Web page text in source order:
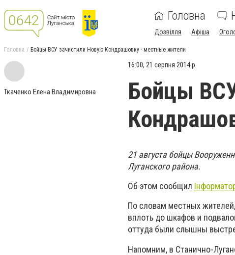
Головна
Дозвілля Афіша
Головна Бойцы ВСУ зачистили Новую Кондрашовку - местные жители
Ткаченко Елена Владимировна
16:00, 21 серпня 2014 р.
Бойцы
21 августа бойцы
Луганского района.
Об этом сообщил
По словам местных
вплоть до шкафов и
оттуда были слышны
Напомним, в Станично-